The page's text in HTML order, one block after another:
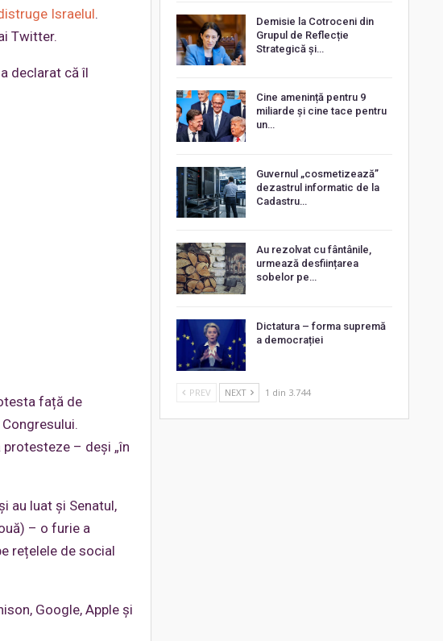
Israelul.
Twitter.
declarat că îl
față de
– deși „în
au luat și Senatul,
– o furie a
rețelele de social
Google, Apple și
Demisie la Cotroceni din
Grupul de Reflecție
Strategică și…
Cine amenință pentru 9
miliarde și cine tace pentru
un…
Guvernul „cosmetizează”
dezastrul informatic de la
Cadastru…
Au rezolvat cu fântânile,
urmează desființarea
sobelor pe…
Dictatura – forma supremă
a democrației
PREV NEXT 1 din 3.744